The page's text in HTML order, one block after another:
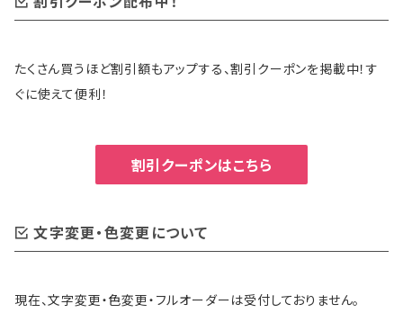
たくさん買うほど割引額もアップする、割引クーポンを掲載中！す
ぐに使えて便利！
割引クーポンはこちら
文字変更・色変更について
現在、文字変更・色変更・フルオーダーは受付しておりません。